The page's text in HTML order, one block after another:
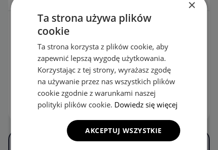
EVA Dywaniki do
Porsche Cayenne Coupe
189.00zł
KONFIGURUJ
OPIS
EVA Dywaniki do
gen Sedan (2016-2023)
189.00zł
KONFIGURUJ
OPIS
×
Ta strona używa plików
cookie
Ta strona korzysta z plików cookie, aby
zapewnić lepszą wygodę użytkowania.
Korzystając z tej strony, wyrażasz zgodę
na używanie przez nas wszystkich plików
cookie zgodnie z warunkami naszej
polityki plików cookie. Dowiedz się więcej
AKCEPTUJ WSZYSTKIE